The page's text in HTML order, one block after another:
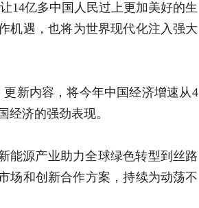
亿多中国人民过上更加美好的生
机遇，也将为世界现代化注入强大
新内容，将今年中国经济增速从4
经济的强劲表现。
源产业助力全球绿色转型到丝路
和创新合作方案，持续为动荡不